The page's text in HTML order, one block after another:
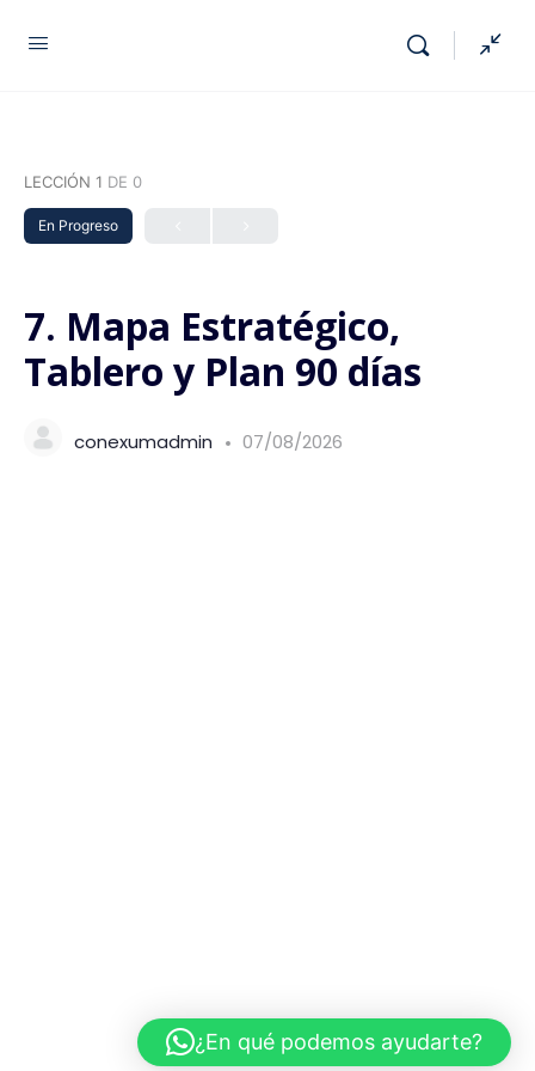
LECCIÓN 1 DE 0
En Progreso
7. Mapa Estratégico,
Tablero y Plan 90 días
conexumadmin 07/08/2026
¿En qué podemos ayudarte?